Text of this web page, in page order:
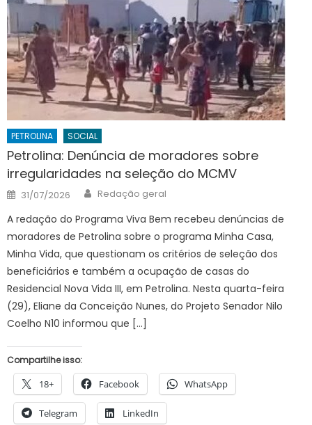
PETROLINA SOCIAL
Petrolina: Denúncia de moradores sobre
irregularidades na seleção do MCMV
Posted
on
31/07/2026 Author
Redação geral
A redação do Programa Viva Bem recebeu denúncias de
moradores de Petrolina sobre o programa Minha Casa,
Minha Vida, que questionam os critérios de seleção dos
beneficiários e também a ocupação de casas do
Residencial Nova Vida III, em Petrolina. Nesta quarta-feira
(29), Eliane da Conceição Nunes, do Projeto Senador Nilo
Coelho N10 informou que […]
Compartilhe isso:
18+ Facebook WhatsApp
Telegram LinkedIn